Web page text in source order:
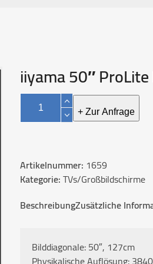
iiyama 50″
iiyama
ProLite
Menge
+ Zur Anfrage
Artikelnummer: 1659
Kategorie:TVs/Großbildschirme
BeschreibungZusätzliche
Bilddiagonale: 50″, 127cm